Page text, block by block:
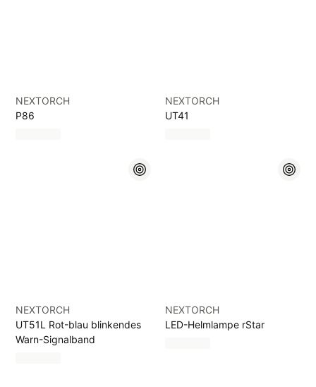
NEXTORCH
P86
NEXTORCH
UT41
NEXTORCH
UT51L Rot-blau blinkendes
Warn-Signalband
NEXTORCH
LED-Helmlampe rStar